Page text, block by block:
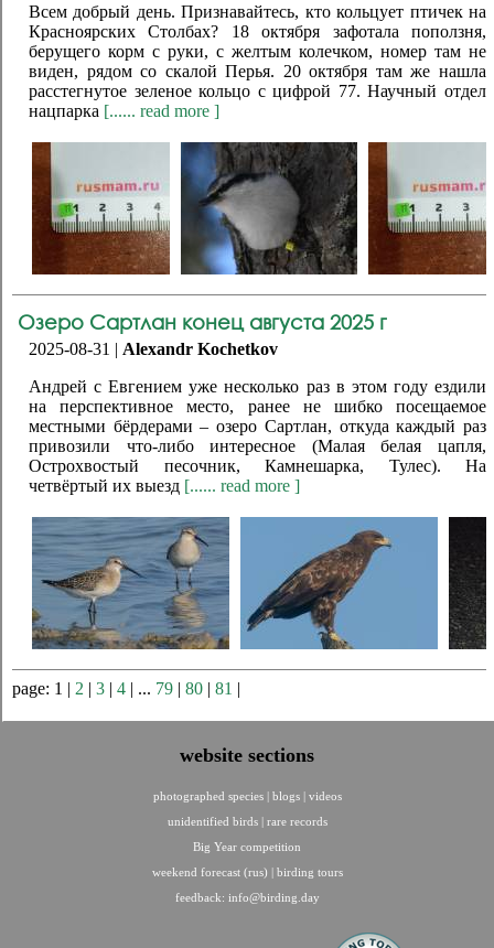
Всем добрый день. Признавайтесь, кто кольцует птичек на
Красноярских Столбах? 18 октября зафотала поползня,
берущего корм с руки, с желтым колечком, номер там не
виден, рядом со скалой Перья. 20 октября там же нашла
расстегнутое зеленое кольцо с цифрой 77. Научный отдел
нацпарка [...... read more ]
Озеро Сартлан конец августа 2025 г
2025-08-31 | Alexandr Kochetkov
Андрей с Евгением уже несколько раз в этом году ездили
на перспективное место, ранее не шибко посещаемое
местными бёрдерами – озеро Сартлан, откуда каждый раз
привозили что-либо интересное (Малая белая цапля,
Острохвостый песочник, Камнешарка, Тулес). На
четвёртый их выезд [...... read more ]
page: 1 | 2 | 3 | 4 | ... 79 | 80 | 81 |
website sections
photographed species | blogs | videos
unidentified birds | rare records
Big Year competition
weekend forecast (rus) | birding tours
feedback: info@birding.day